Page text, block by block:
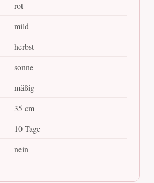
rot
mild
herbst
sonne
mäßig
35 cm
10 Tage
nein